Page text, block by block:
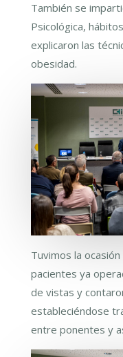
También se
Psicológica,
explicaron las
obesidad.
Tuvimos la
pacientes ya
de vistas y
estableciéndose
entre ponentes y